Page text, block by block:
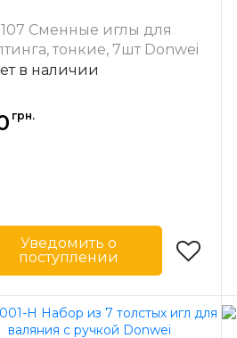
107 Сменные иглы для
тонкие, 7шт Donwei
в наличии
грн.
Уведомить о
поступлении
Donwei
Тайвань